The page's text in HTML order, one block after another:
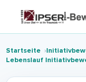
Startseite
Lebenslаuf